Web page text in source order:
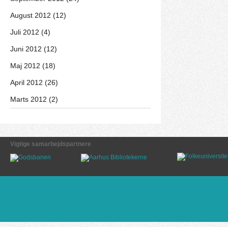
August 2012 (12)
Juli 2012 (4)
Juni 2012 (12)
Maj 2012 (18)
April 2012 (26)
Marts 2012 (2)
Vigtige samarbejdspartnere